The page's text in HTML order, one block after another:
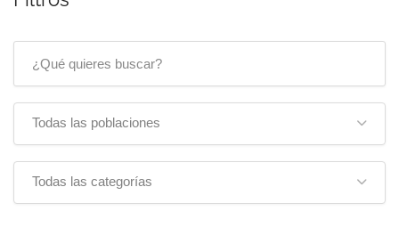
Todas las poblaciones
Todas las categorías